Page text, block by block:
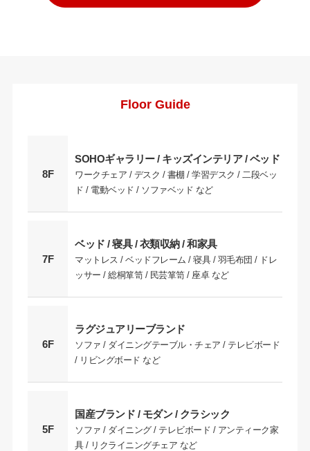
Floor Guide
8F
SOHOギャラリー / キッズインテリア / ベッド
ワークチェア / デスク / 書棚 / 学習デスク / 二段ベッ
ド / 電動ベッド / ソファベッド など
7F
ベッド / 寝具 / 衣類収納 / 和家具
マットレス / ベッドフレーム / 寝具 / 羽毛布団 / ドレ
ッサー / 総桐箪笥 / 民芸箪笥 / 座卓 など
6F
ラグジュアリーブランド
ソファ / ダイニングテーブル・チェア / テレビボード
/ リビングボード など
5F
国産ブランド / モダン / クラシック
ソファ / ダイニング / テレビボード / アンティーク家
具 / リクライニングチェア など